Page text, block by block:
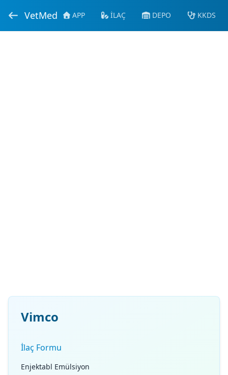
VetMed APP İLAÇ DEPO KKDS
Vimco
İlaç Formu
Enjektabl Emülsiyon